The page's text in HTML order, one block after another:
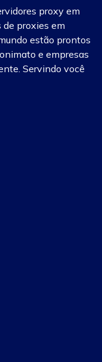
proxy em
de proxies em
estão prontos
e empresas
Servindo você